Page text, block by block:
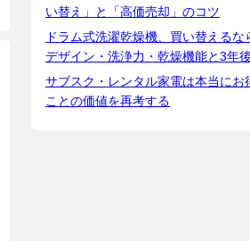
い替え」と「高価売却」のコツ
ドラム式洗濯乾燥機、買い替えるな
デザイン・洗浄力・乾燥機能と3年
サブスク・レンタル家電は本当にお
ことの価値を再考する